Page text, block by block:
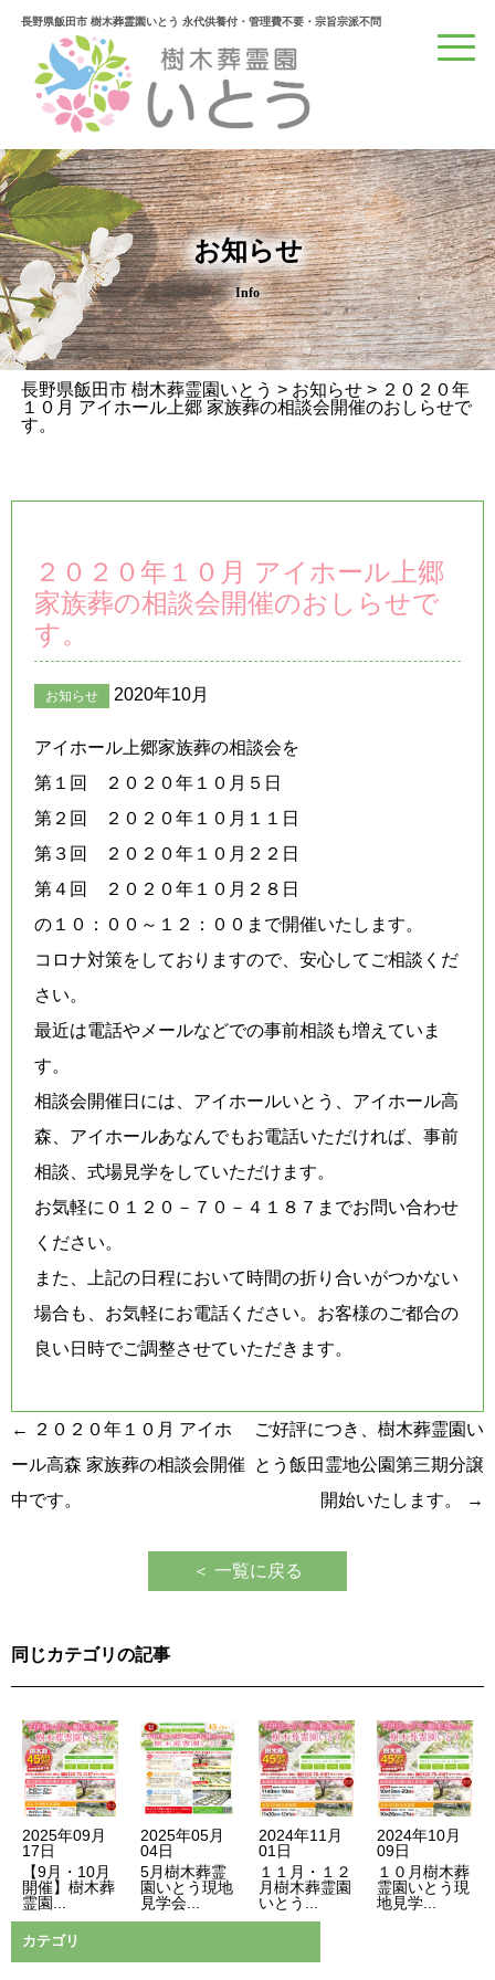
長野県飯田市 樹木葬霊園いとう 永代供養付・管理費不要・宗旨宗派不問
お知らせ
Info
長野県飯田市 樹木葬霊園いとう > お知らせ> ２０２０年
１０月 アイホール上郷 家族葬の相談会開催のおしらせで
す。
２０２０年１０月 アイホール上郷
家族葬の相談会開催のおしらせで
す。
お知らせ 2020年10月
アイホール上郷家族葬の相談会を
第１回 ２０２０年１０月５日
第２回 ２０２０年１０月１１日
第３回 ２０２０年１０月２２日
第４回 ２０２０年１０月２８日
の１０：００～１２：００まで開催いたします。
コロナ対策をしておりますので、安心してご相談くだ
さい。
最近は電話やメールなどでの事前相談も増えていま
す。
相談会開催日には、アイホールいとう、アイホール高
森、アイホールあなんでもお電話いただければ、事前
相談、式場見学をしていただけます。
お気軽に０１２０－７０－４１８７までお問い合わせ
ください。
また、上記の日程において時間の折り合いがつかない
場合も、お気軽にお電話ください。お客様のご都合の
良い日時でご調整させていただきます。
投
稿
ナ
←
２０２０年１０月 アイホ
ール高森 家族葬の相談会開催
中です。
ご好評につき、樹木葬霊園い
とう飯田霊地公園第三期分譲
開始いたします。
→
＜ 一覧に戻る
同じカテゴリの記事
2025年09月
17日
【9月・10月
開催】樹木葬
霊園...
2025年05月
04日
5月樹木葬霊
園いとう現地
見学会...
2024年11月
01日
１１月・１２
月樹木葬霊園
いとう...
2024年10月
09日
１０月樹木葬
霊園いとう現
地見学...
カテゴリ